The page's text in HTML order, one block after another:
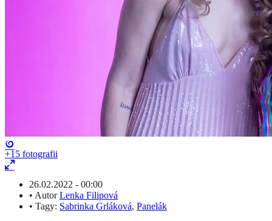
+15 fotografii
26.02.2022 - 00:00
• AutorLenka Filipová
• Tagy: Sabrinka Grláková, Panelák